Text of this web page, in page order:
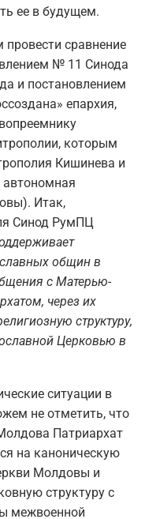
ее в будущем.
сравнение
№ 11 Синода
и постановлением
епархия,
которым
Кишинева и
Итак,
Синод РумПЦ
общин в
с Матерью-
через их
структуру,
Церковью в
ситуации в
не отметить, что
Патриархат
на каноническую
Молдовы и
структуру с
межвоенной